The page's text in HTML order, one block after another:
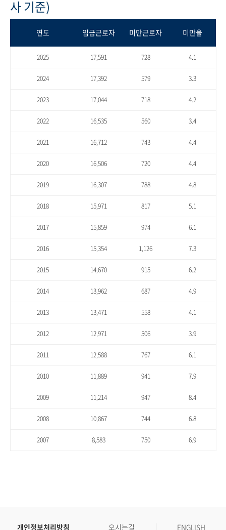
사 기준)
연도 임금근로자 미만근로자 미만율
2025 17,591 728 4.1
2024 17,392 579 3.3
2023 17,044 718 4.2
2022 16,535 560 3.4
2021 16,712 743 4.4
2020 16,506 720 4.4
2019 16,307 788 4.8
2018 15,971 817 5.1
2017 15,859 974 6.1
2016 15,354 1,126 7.3
2015 14,670 915 6.2
2014 13,962 687 4.9
2013 13,471 558 4.1
2012 12,971 506 3.9
2011 12,588 767 6.1
2010 11,889 941 7.9
2009 11,214 947 8.4
2008 10,867 744 6.8
2007 8,583 750 6.9
개인정보처리방침 오시는길 ENGLISH